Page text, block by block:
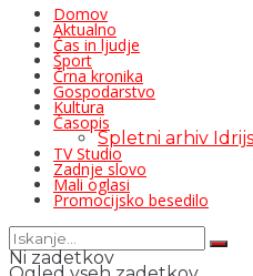
Domov
Aktualno
Čas in ljudje
Šport
Črna kronika
Gospodarstvo
Kultura
Časopis
Spletni arhiv
TV Studio
Zadnje slovo
Mali oglasi
Promocijsko besedilo
Ni zadetkov